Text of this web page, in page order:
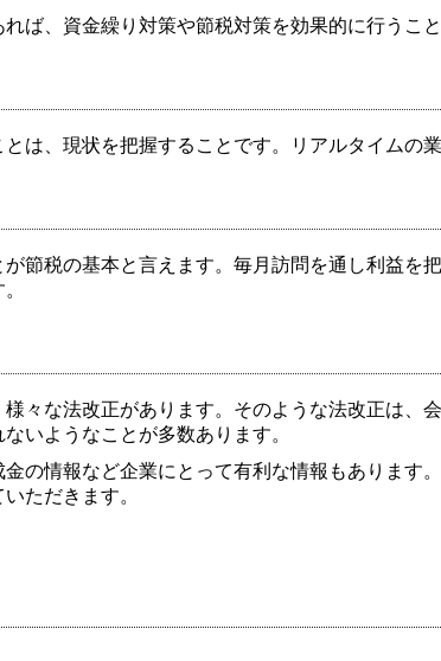
ば、資金繰り対策や節税対策を効果的に行うこ
は、現状を把握することです。リアルタイムの
節税の基本と言えます。毎月訪問を通し利益を
々な法改正があります。そのような法改正は、
いようなことが多数あります。
金の情報など企業にとって有利な情報もあります
ただきます。